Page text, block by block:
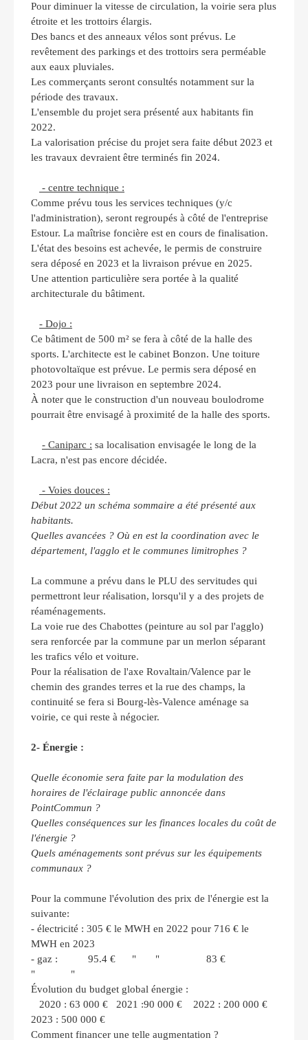
Pour diminuer la vitesse de circulation, la voirie sera plus
étroite et les trottoirs élargis.
Des bancs et des anneaux vélos sont prévus. Le
revêtement des parkings et des trottoirs sera perméable
aux eaux pluviales.
Les commerçants seront consultés notamment sur la
période des travaux.
L'ensemble du projet sera présenté aux habitants fin
2022.
La valorisation précise du projet sera faite début 2023 et
les travaux devraient être terminés fin 2024.
- centre technique :
Comme prévu tous les services techniques (y/c
l'administration), seront regroupés à côté de l'entreprise
Estour. La maîtrise foncière est en cours de finalisation.
L'état des besoins est achevée, le permis de construire
sera déposé en 2023 et la livraison prévue en 2025.
Une attention particulière sera portée à la qualité
architecturale du bâtiment.
- Dojo :
Ce bâtiment de 500 m² se fera à côté de la halle des
sports. L'architecte est le cabinet Bonzon. Une toiture
photovoltaïque est prévue. Le permis sera déposé en
2023 pour une livraison en septembre 2024.
À noter que le construction d'un nouveau boulodrome
pourrait être envisagé à proximité de la halle des sports.
- Caniparc : sa localisation envisagée le long de la
Lacra, n'est pas encore décidée.
- Voies douces :
Début 2022 un schéma sommaire a été présenté aux
habitants.
Quelles avancées ? Où en est la coordination avec le
département, l'agglo et le communes limitrophes ?
La commune a prévu dans le PLU des servitudes qui
permettront leur réalisation, lorsqu'il y a des projets de
réaménagements.
La voie rue des Chabottes (peinture au sol par l'agglo)
sera renforcée par la commune par un merlon séparant
les trafics vélo et voiture.
Pour la réalisation de l'axe Rovaltain/Valence par le
chemin des grandes terres et la rue des champs, la
continuité se fera si Bourg-lès-Valence aménage sa
voirie, ce qui reste à négocier.
2- Énergie :
Quelle économie sera faite par la modulation des
horaires de l'éclairage public annoncée dans
PointCommun ?
Quelles conséquences sur les finances locales du coût de
l'énergie ?
Quels aménagements sont prévus sur les équipements
communaux ?
Pour la commune l'évolution des prix de l'énergie est la
suivante:
- électricité : 305 € le MWH en 2022 pour 716 € le
MWH en 2023
- gaz : 95.4 € " " 83 €
" "
Évolution du budget global énergie :
2020 : 63 000 € 2021 :90 000 € 2022 : 200 000 €
2023 : 500 000 €
Comment financer une telle augmentation ?